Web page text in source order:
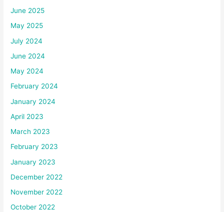
June 2025
May 2025
July 2024
June 2024
May 2024
February 2024
January 2024
April 2023
March 2023
February 2023
January 2023
December 2022
November 2022
October 2022